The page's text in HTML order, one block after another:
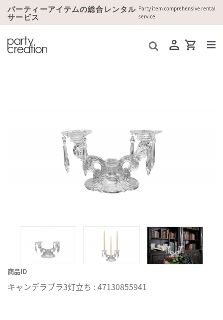
パーティーアイテムの総合レンタル
サービス
Party item comprehensive rental
service
商品ID
キャンデラブラ3灯立ち : 47130855941